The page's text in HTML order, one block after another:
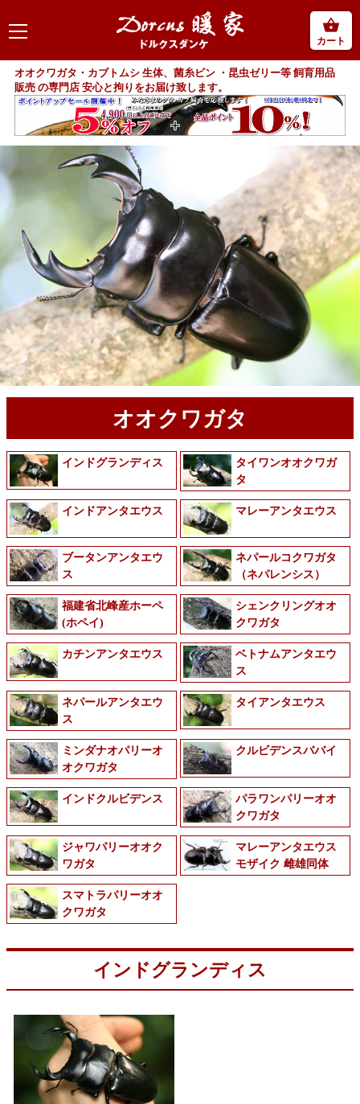
カート
オオクワガタ・カブトムシ 生体、菌糸ビン ・昆虫ゼリー等 飼育用品
販売 の専門店 安心と拘りをお届け致します。
オオクワガタ
インドグランディス
タイワンオオクワガ
タ
インドアンタエウス マレーアンタエウス
ブータンアンタエウ
ス
ネパールコクワガタ
（ネパレンシス）
福建省北峰産ホーペ
(ホペイ)
シェンクリングオオ
クワガタ
カチンアンタエウス
ベトナムアンタエウ
ス
ネパールアンタエウ
ス
タイアンタエウス
ミンダナオパリーオ
オクワガタ
クルビデンスババイ
インドクルビデンス
パラワンパリーオオ
クワガタ
ジャワパリーオオク
ワガタ
マレーアンタエウス
モザイク 雌雄同体
スマトラパリーオオ
クワガタ
インドグランディス